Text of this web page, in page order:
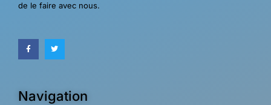
de le faire avec nous.
Navigation